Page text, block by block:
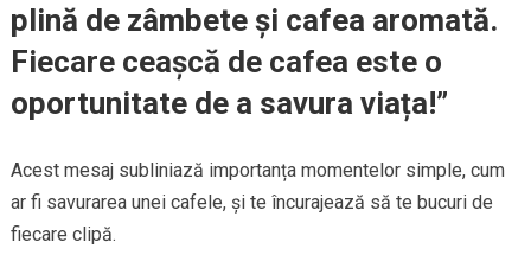
plină de zâmbete și cafea aromată.
Fiecare ceașcă de cafea este o
oportunitate de a savura viața!”
Acest mesaj subliniază importanța momentelor simple, cum
ar fi savurarea unei cafele, și te încurajează să te bucuri de
fiecare clipă.